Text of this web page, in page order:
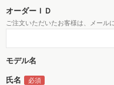
オーダーＩＤ
ご注文いただいたお客様は、メール
モデル名
氏名